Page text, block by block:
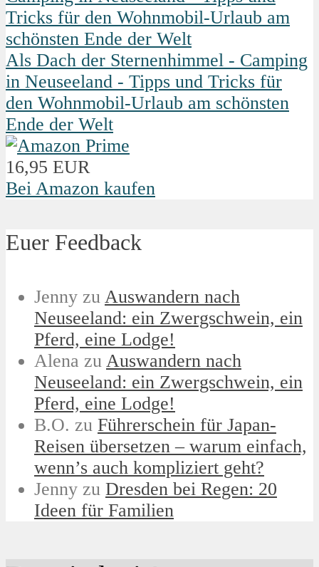
Als Dach der Sternenhimmel - Camping
in Neuseeland - Tipps und Tricks für
den Wohnmobil-Urlaub am schönsten
Ende der Welt
16,95 EUR
Bei Amazon kaufen
Euer Feedback
Jenny zu Auswandern nach
Neuseeland: ein Zwergschwein, ein
Pferd, eine Lodge!
Alena zu Auswandern nach
Neuseeland: ein Zwergschwein, ein
Pferd, eine Lodge!
B.O. zu Führerschein für Japan-
Reisen übersetzen – warum einfach,
wenn’s auch kompliziert geht?
Jenny zu Dresden bei Regen: 20
Ideen für Familien